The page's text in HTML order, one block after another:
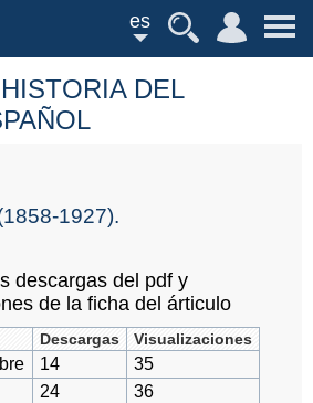
es
DEL
1927).
descargas del pdf y
de la ficha del árticulo
Descargas Visualizaciones
14
35
24
36